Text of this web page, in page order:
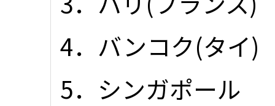
4．バンコク(タイ)
5．シンガポール